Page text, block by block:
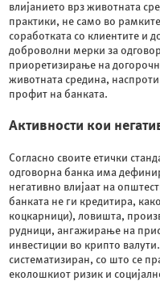
влијанието врз животната
практики, не само во
соработката со клиентите и
доброволни мерки за
приоретизирање на
животната средина,
профит на банката.
Активности кои
Согласно своите етички
одговорна банка има
негативно влијаат на
банката не ги кредитира,
коцкарници), ловишта,
рудници, ангажирање на
инвестиции во крипто
систематизиран, со што се
еколошкиот ризик и